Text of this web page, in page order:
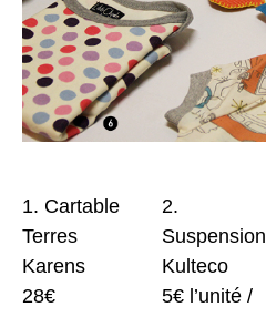
1. Cartable
Terres
Karens
28€
2.
Suspension
Kulteco
5€ l’unité /